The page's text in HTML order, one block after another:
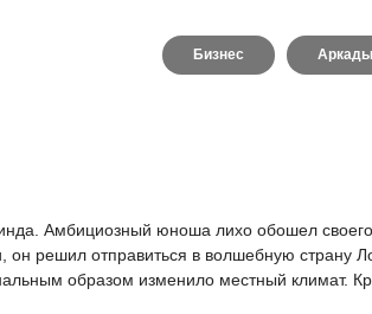
Бизнес Аркады
Амбициозный юноша лихо обошел
он решил отправиться в волшебную страну
образом изменило местный климат.